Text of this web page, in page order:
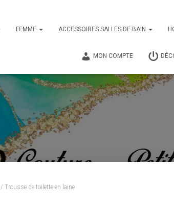
FEMME ACCESSOIRES SALLES DE BAIN
MON COMPTE
/ Trousse de toilette en laine